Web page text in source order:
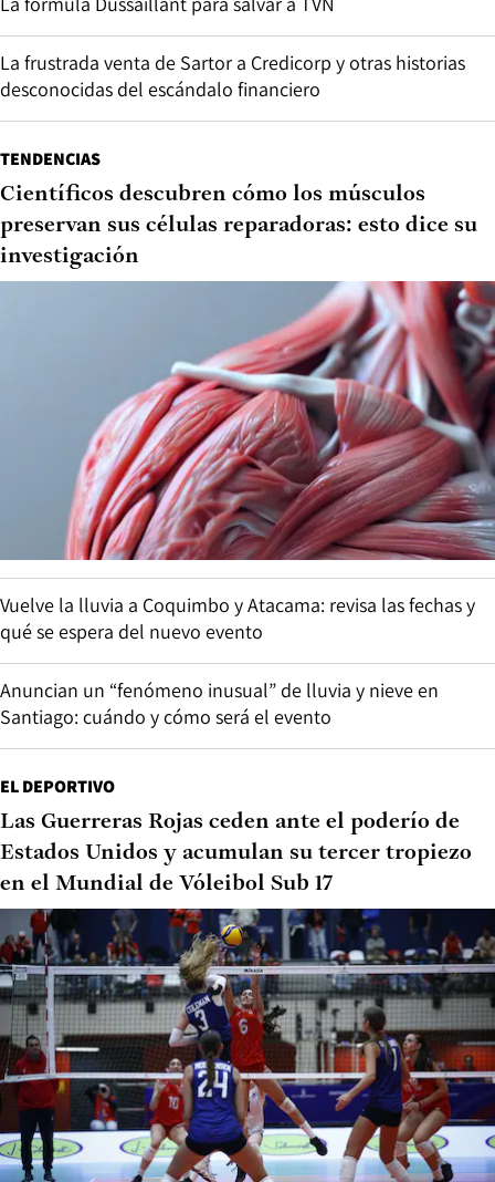
La frustrada venta de Sartor a Credicorp y otras historias
desconocidas del escándalo financiero
TENDENCIAS
Científicos descubren cómo los músculos
preservan sus células reparadoras: esto dice su
investigación
Vuelve la lluvia a Coquimbo y Atacama: revisa las fechas y
qué se espera del nuevo evento
Anuncian un “fenómeno inusual” de lluvia y nieve en
Santiago: cuándo y cómo será el evento
EL DEPORTIVO
Las Guerreras Rojas ceden ante el poderío de
Estados Unidos y acumulan su tercer tropiezo
en el Mundial de Vóleibol Sub 17